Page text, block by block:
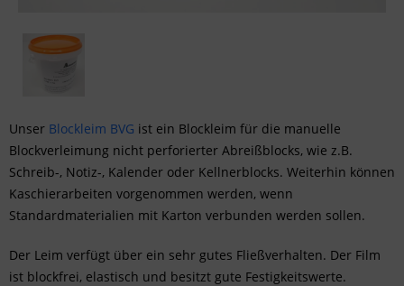
Unser Blockleim BVG ist ein Blockleim für die manuelle
Blockverleimung nicht perforierter Abreißblocks, wie z.B.
Schreib-, Notiz-, Kalender oder Kellnerblocks. Weiterhin können
Kaschierarbeiten vorgenommen werden, wenn
Standardmaterialien mit Karton verbunden werden sollen.
Der Leim verfügt über ein sehr gutes Fließverhalten. Der Film
ist blockfrei, elastisch und besitzt gute Festigkeitswerte.